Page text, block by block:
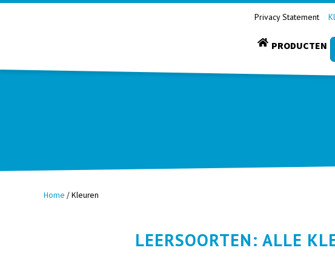
Privacy Statement
PRODUCTEN
Home /Kleuren
LEERSOORTEN: ALLE